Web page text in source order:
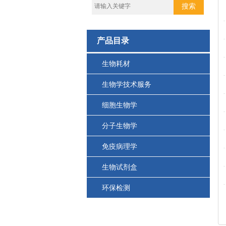
产品目录
生物耗材
生物学技术服务
细胞生物学
分子生物学
免疫病理学
生物试剂盒
环保检测